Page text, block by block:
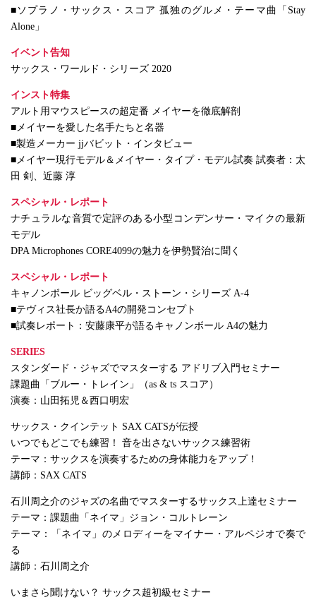
■ソプラノ・サックス・スコア 孤独のグルメ・テーマ曲「Stay
Alone」
イベント告知
サックス・ワールド・シリーズ 2020
インスト特集
アルト用マウスピースの超定番 メイヤーを徹底解剖
■メイヤーを愛した名手たちと名器
■製造メーカー jjバビット・インタビュー
■メイヤー現行モデル＆メイヤー・タイプ・モデル試奏 試奏者：太
田 剣、近藤 淳
スペシャル・レポート
ナチュラルな音質で定評のある小型コンデンサー・マイクの最新
モデル
DPA Microphones CORE4099の魅力を伊勢賢治に聞く
スペシャル・レポート
キャノンボール ビッグベル・ストーン・シリーズ A-4
■テヴィス社長か語るA4の開発コンセプト
■試奏レポート：安藤康平が語るキャノンボール A4の魅力
SERIES
スタンダード・ジャズでマスターする アドリブ入門セミナー
課題曲「ブルー・トレイン」（as & ts スコア）
演奏：山田拓児＆西口明宏
サックス・クインテット SAX CATSが伝授
いつでもどこでも練習！ 音を出さないサックス練習術
テーマ：サックスを演奏するための身体能力をアップ！
講師：SAX CATS
石川周之介のジャズの名曲でマスターするサックス上達セミナー
テーマ：課題曲「ネイマ」ジョン・コルトレーン
テーマ：「ネイマ」のメロディーをマイナー・アルペジオで奏で
る
講師：石川周之介
いまさら聞けない？ サックス超初級セミナー